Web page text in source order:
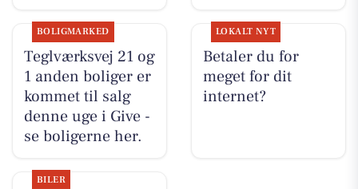
BOLIGMARKED
Teglværksvej 21 og
1 anden boliger er
kommet til salg
denne uge i Give -
se boligerne her.
LOKALT NYT
Betaler du for
meget for dit
internet?
BILER